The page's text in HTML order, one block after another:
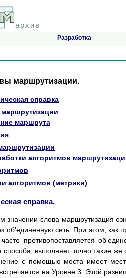
архив
Разработка
маршрутизации.
справка
маршрута
алгоритмов
алгоритмов (метрики)
справка.
значении слова маршрутизация
об'единенную сеть. При этом, как
противопоставляется
способа, выполняет точно такие
с помощью моста имеет
на Уровне 3. Этой